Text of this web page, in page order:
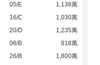
05/E
1,138萬
16/C
1,030萬
20/D
1,235萬
06/B
818萬
26/B
1,800萬